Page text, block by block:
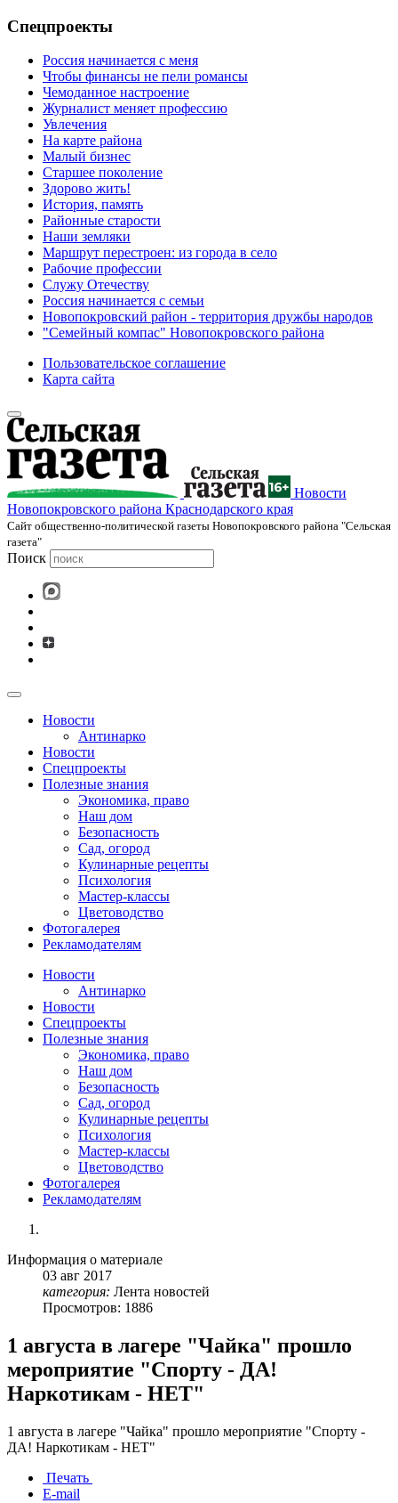
Спецпроекты
Россия начинается с меня
Чтобы финансы не пели романсы
Чемоданное настроение
Журналист меняет профессию
Увлечения
На карте района
Малый бизнес
Старшее поколение
Здорово жить!
История, память
Районные старости
Наши земляки
Маршрут перестроен: из города в село
Рабочие профессии
Служу Отечеству
Россия начинается с семьи
Новопокровский район - территория дружбы народов
"Семейный компас" Новопокровского района
Пользовательское соглашение
Карта сайта
Новости
Новопокровского района Краснодарского края
Cайт общественно-политической газеты Новопокровского района "Сельская
газета"
Поиск
Новости
Антинарко
Новости
Спецпроекты
Полезные знания
Экономика, право
Наш дом
Безопасность
Сад, огород
Кулинарные рецепты
Психология
Мастер-классы
Цветоводство
Фотогалерея
Рекламодателям
Новости
Антинарко
Новости
Спецпроекты
Полезные знания
Экономика, право
Наш дом
Безопасность
Сад, огород
Кулинарные рецепты
Психология
Мастер-классы
Цветоводство
Фотогалерея
Рекламодателям
Информация о материале
03 авг 2017
категория: Лента новостей
Просмотров: 1886
1 августа в лагере "Чайка" прошло
мероприятие "Спорту - ДА!
Наркотикам - НЕТ"
1 августа в лагере "Чайка" прошло мероприятие "Спорту -
ДА! Наркотикам - НЕТ"
Печать
E-mail